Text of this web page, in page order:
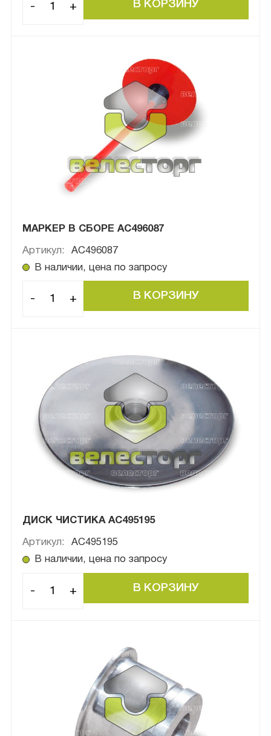
- +
МАРКЕР В СБОРЕ AC496087
Артикул:
AC496087
В наличии, цена по запросу
- +
ДИСК ЧИСТИКА AC495195
Артикул:
AC495195
В наличии, цена по запросу
- +